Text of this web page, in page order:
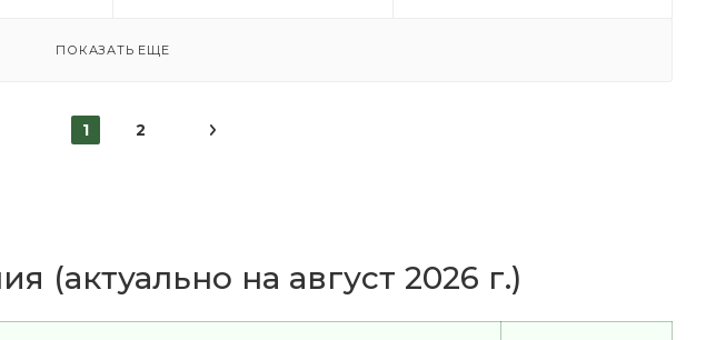
ПОКАЗАТЬ ЕЩЕ
1 2
(актуально на август 2026 г.)